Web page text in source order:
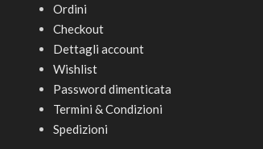
Ordini
Checkout
Dettagli account
Wishlist
Password dimenticata
Termini & Condizioni
Spedizioni